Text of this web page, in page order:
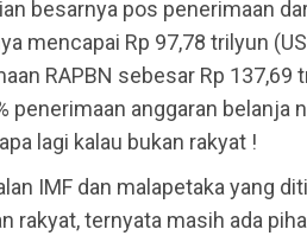
besarnya pos penerimaan
mencapai Rp 97,78 trilyun
RAPBN sebesar Rp 137,69
penerimaan anggaran belanja
lagi kalau bukan rakyat !
IMF dan malapetaka yang
rakyat, ternyata masih ada